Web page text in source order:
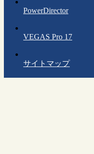
PowerDirector
VEGAS Pro 17
サイトマップ